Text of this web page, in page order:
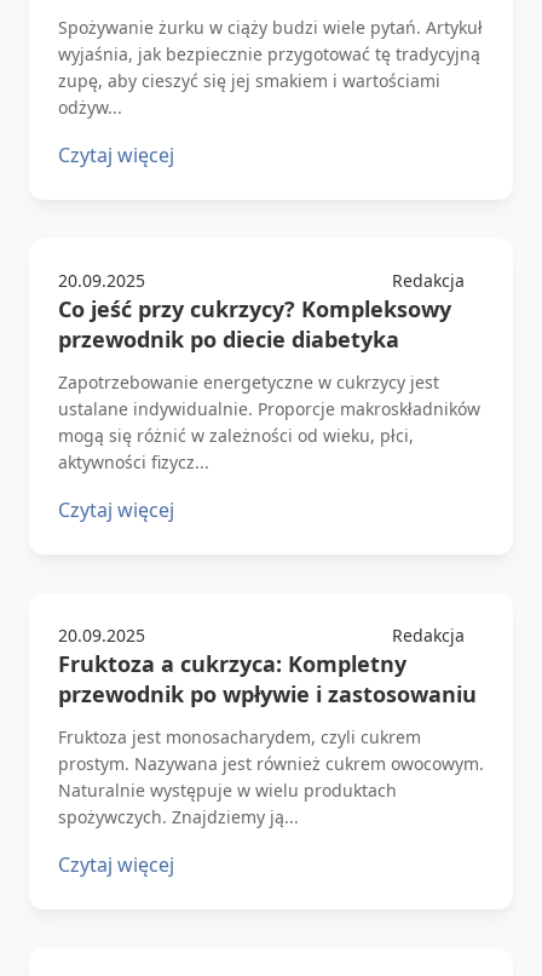
Spożywanie żurku w ciąży budzi wiele pytań. Artykuł
wyjaśnia, jak bezpiecznie przygotować tę tradycyjną
zupę, aby cieszyć się jej smakiem i wartościami
odżyw...
Czytaj więcej
20.09.2025 Redakcja
Co jeść przy cukrzycy? Kompleksowy
przewodnik po diecie diabetyka
Zapotrzebowanie energetyczne w cukrzycy jest
ustalane indywidualnie. Proporcje makroskładników
mogą się różnić w zależności od wieku, płci,
aktywności fizycz...
Czytaj więcej
20.09.2025 Redakcja
Fruktoza a cukrzyca: Kompletny
przewodnik po wpływie i zastosowaniu
Fruktoza jest monosacharydem, czyli cukrem
prostym. Nazywana jest również cukrem owocowym.
Naturalnie występuje w wielu produktach
spożywczych. Znajdziemy ją...
Czytaj więcej